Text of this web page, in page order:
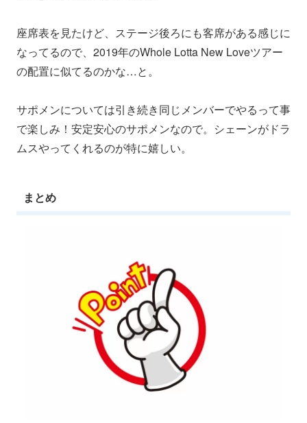
座席表を見たけど、ステージ後ろにも客席がある感じに
なってるので、2019年のWhole Lotta New Loveツアー
の配置に似てるのかな…と。
サポメンについては引き続き同じメンバーでやるって事
で楽しみ！安定安心のサポメンなので。シェーンがドラ
ムスやってくれるのが特に嬉しい。
まとめ